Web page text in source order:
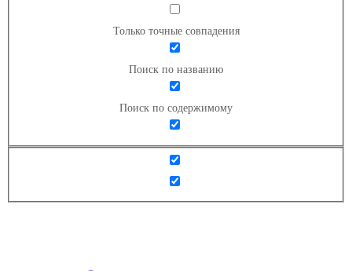
Только точные совпадения
Поиск по названию
Поиск по содержимому